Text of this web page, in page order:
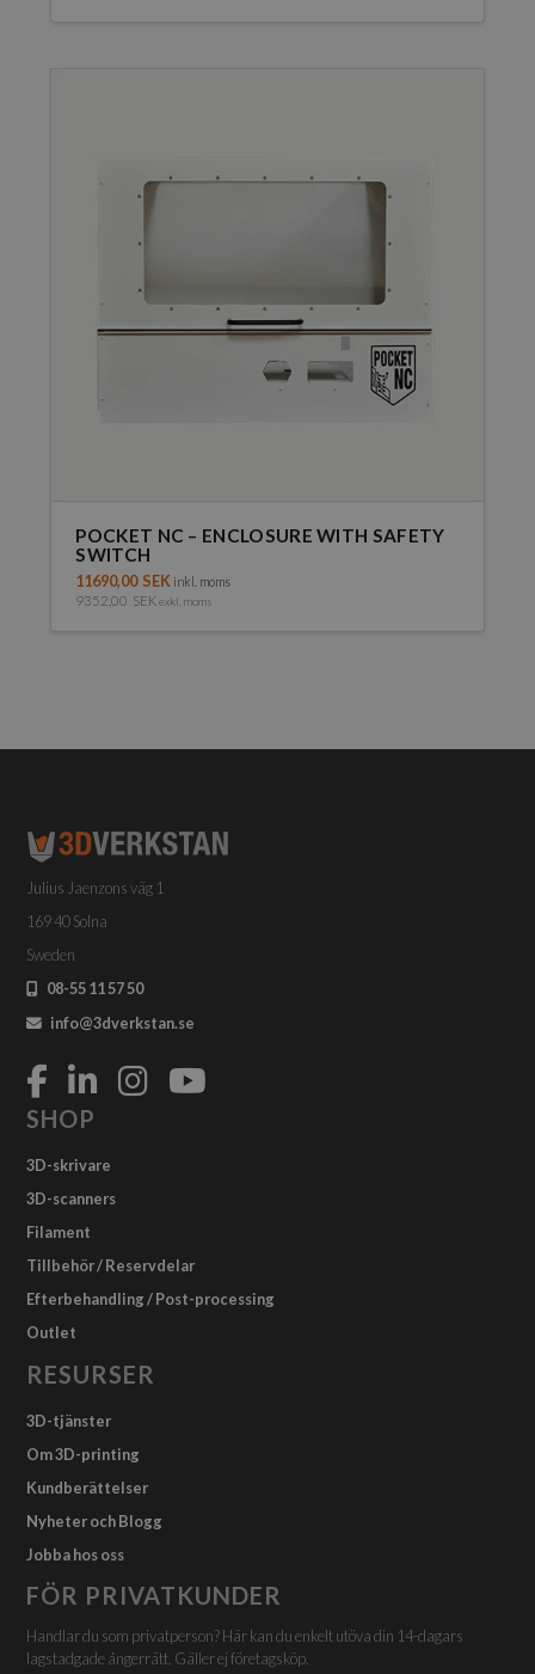
POCKET NC – ENCLOSURE WITH SAFETY
SWITCH
11690,00 SEK inkl. moms
9352,00 SEK exkl. moms
Julius Jaenzons väg 1
169 40 Solna
Sweden
08-55 11 57 50
info@3dverkstan.se
SHOP
3D-skrivare
3D-scanners
Filament
Tillbehör / Reservdelar
Efterbehandling / Post-processing
Outlet
RESURSER
3D-tjänster
Om 3D-printing
Kundberättelser
Nyheter och Blogg
Jobba hos oss
FÖR PRIVATKUNDER
Handlar du som privatperson? Här kan du enkelt utöva din 14-dagars
lagstadgade ångerrätt. Gäller ej företagsköp.